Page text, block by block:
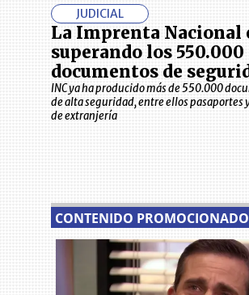
JUDICIAL
La Imprenta Nacional
superando los 550.000
documentos de
INC ya ha producido más de 550.000
de alta seguridad, entre ellos pasaportes
de extranjería